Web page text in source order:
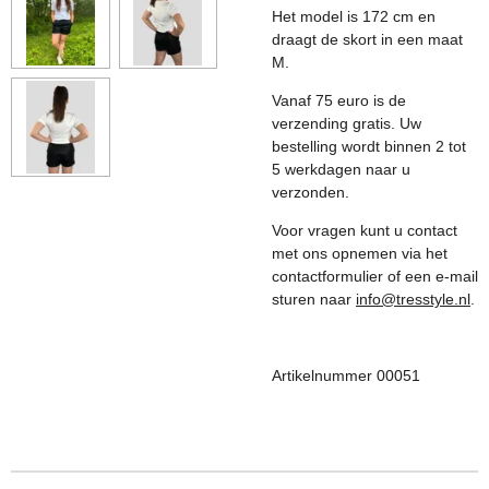
Het model is 172 cm en
draagt de skort in een maat
M.
Vanaf 75 euro is de
verzending gratis. Uw
bestelling wordt binnen 2 tot
5 werkdagen naar u
verzonden.
Voor vragen kunt u contact
met ons opnemen via het
contactformulier of een e-mail
sturen naar info@tresstyle.nl.
Artikelnummer 00051